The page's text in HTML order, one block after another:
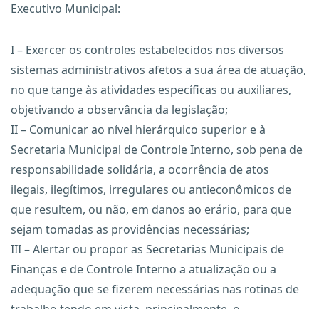
Executivo Municipal:
I – Exercer os controles estabelecidos nos diversos
sistemas administrativos afetos a sua área de atuação,
no que tange às atividades específicas ou auxiliares,
objetivando a observância da legislação;
II – Comunicar ao nível hierárquico superior e à
Secretaria Municipal de Controle Interno, sob pena de
responsabilidade solidária, a ocorrência de atos
ilegais, ilegítimos, irregulares ou antieconômicos de
que resultem, ou não, em danos ao erário, para que
sejam tomadas as providências necessárias;
III – Alertar ou propor as Secretarias Municipais de
Finanças e de Controle Interno a atualização ou a
adequação que se fizerem necessárias nas rotinas de